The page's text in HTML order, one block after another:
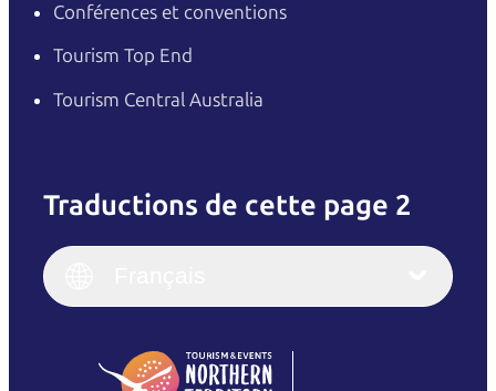
Conférences et conventions
Tourism Top End
Tourism Central Australia
Traductions de cette page 2
English
(Singapore)
Italiano